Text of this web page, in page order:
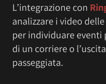
L’integrazione con
analizzare i video
per individuare eventi
di un corriere o
passeggiata.